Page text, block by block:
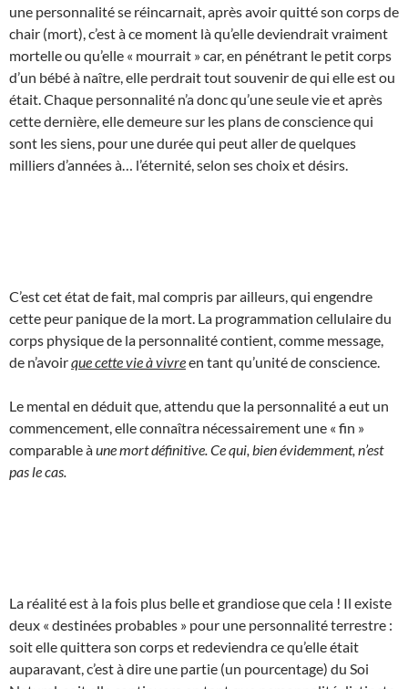
une personnalité se réincarnait, après avoir quitté son corps de
chair (mort), c’est à ce moment là qu’elle deviendrait vraiment
mortelle ou qu’elle « mourrait » car, en pénétrant le petit corps
d’un bébé à naître, elle perdrait tout souvenir de qui elle est ou
était. Chaque personnalité n’a donc qu’une seule vie et après
cette dernière, elle demeure sur les plans de conscience qui
sont les siens, pour une durée qui peut aller de quelques
milliers d’années à… l’éternité, selon ses choix et désirs.
C’est cet état de fait, mal compris par ailleurs, qui engendre
cette peur panique de la mort. La programmation cellulaire du
corps physique de la personnalité contient, comme message,
de n’avoirque cette vie à vivreen tant qu’unité de conscience.
Le mental en déduit que, attendu que la personnalité a eut un
commencement, elle connaîtra nécessairement une « fin »
comparable àune mort définitive. Ce qui, bien évidemment, n’est
pas le cas.
La réalité est à la fois plus belle et grandiose que cela ! Il existe
deux « destinées probables » pour une personnalité terrestre :
soit elle quittera son corps et redeviendra ce qu’elle était
auparavant, c’est à dire une partie (un pourcentage) du Soi